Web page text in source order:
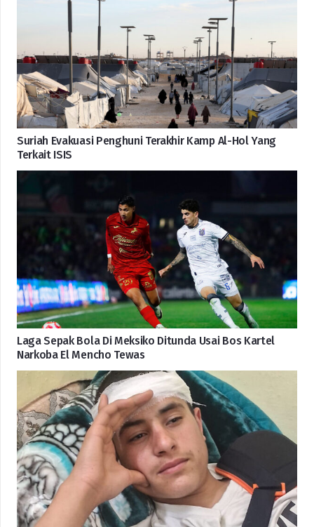
Suriah Evakuasi Penghuni Terakhir Kamp Al-Hol Yang
Terkait ISIS
Laga Sepak Bola Di Meksiko Ditunda Usai Bos Kartel
Narkoba El Mencho Tewas